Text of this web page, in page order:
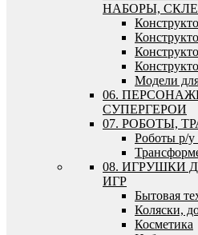
НАБОРЫ,
Модели
06.
СУПЕРГЕРОИ
07. РОБОТЫ,
Роботы р/
08. ИГРУШКИ
ИГР
Бытовая
Коляски,
Косметика